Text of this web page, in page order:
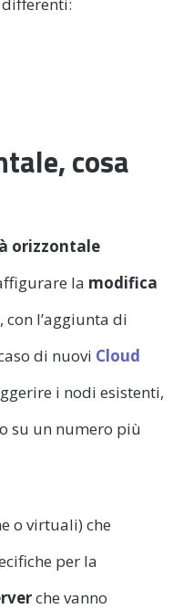
cosa
orizzontale
la modifica
, con l’aggiunta di
di nuovi Cloud
i nodi esistenti,
su un numero più
o virtuali) che
per la
che vanno